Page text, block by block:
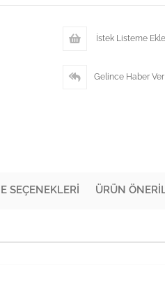
İstek Listeme Ekle
Gelince Haber Ver
SEÇENEKLERI ÜRÜN